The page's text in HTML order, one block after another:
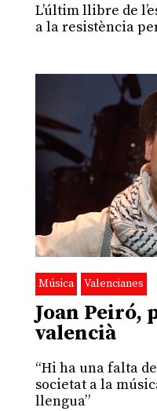
L’últim llibre de
a la resistència
Música Valencianes
Joan Peiró,
valencià
“Hi ha una falta
societat a la
llengua”